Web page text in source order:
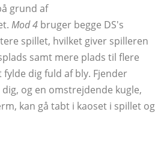
grund af
Mod 4 bruger begge DS's
spillet, hvilket giver spilleren
samt mere plads til flere
dig fuld af bly. Fjender
og en omstrejdende kugle,
kan gå tabt i kaoset i spillet og